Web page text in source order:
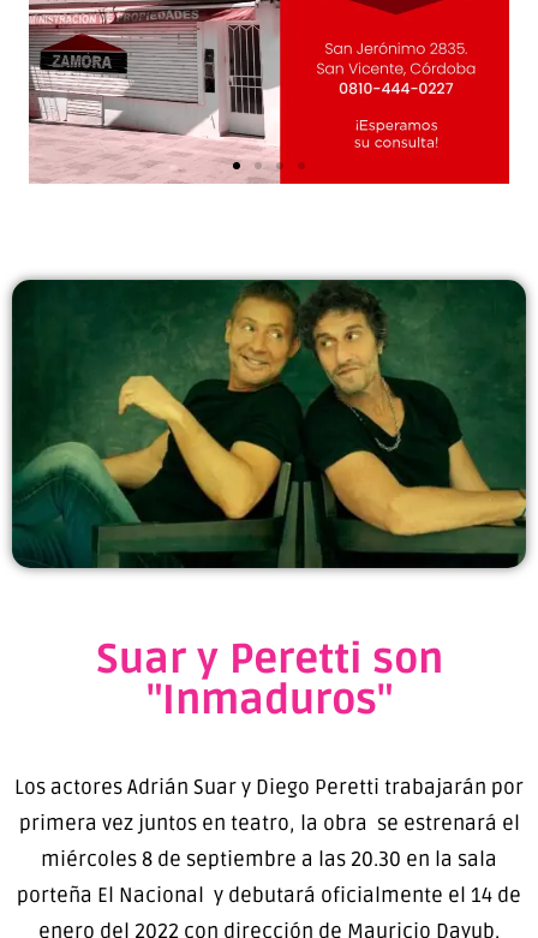
Suar y Peretti son
"Inmaduros"
Los actores Adrián Suar y Diego Peretti trabajarán por
primera vez juntos en teatro, la obra se estrenará el
miércoles 8 de septiembre a las 20.30 en la sala
porteña El Nacional y debutará oficialmente el 14 de
enero del 2022 con dirección de Mauricio Dayub.